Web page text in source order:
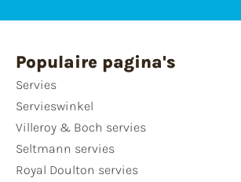
Populaire pagina's
Servies
Servieswinkel
Villeroy & Boch servies
Seltmann servies
Royal Doulton servies